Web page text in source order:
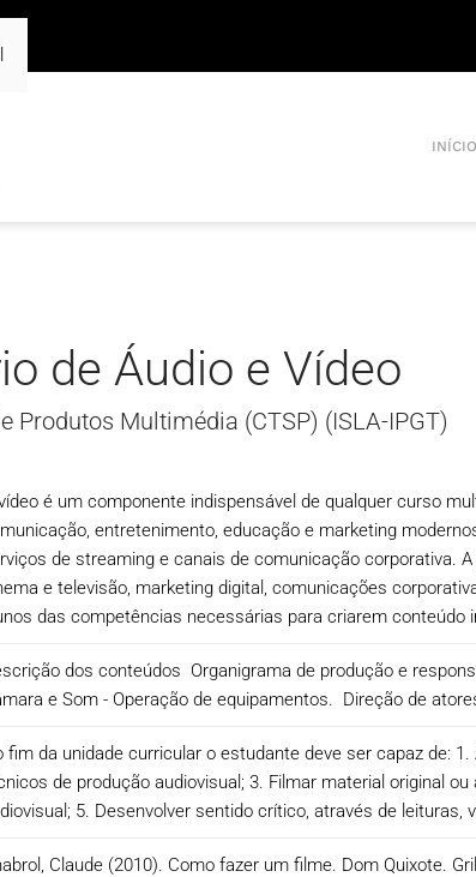
INÍCIO
de Áudio e Vídeo
Produtos Multimédia (CTSP) (ISLA-IPGT)
é um componente indispensável de qualquer curso
entretenimento, educação e marketing
de streaming e canais de comunicação corporativa.
e televisão, marketing digital, comunicações
das competências necessárias para criarem
dos conteúdos Organigrama de produção e
e Som - Operação de equipamentos. Direção de
fim da unidade curricular o estudante deve ser capaz de:
de produção audiovisual; 3. Filmar material original
5. Desenvolver sentido crítico, através de
Claude (2010). Como fazer um filme. Dom Quixote.